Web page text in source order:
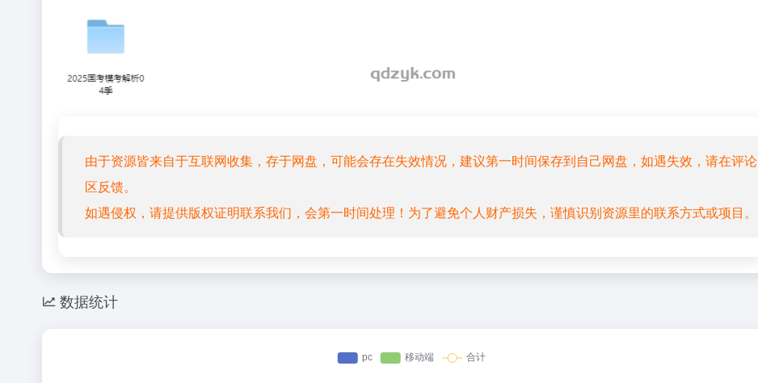
由于资源皆来自于互联网收集，存于网盘，可能会存在失效情况，建议第一时间保存到自己网盘，如遇失效，请在评论
区反馈。
如遇侵权，请提供版权证明联系我们，会第一时间处理！为了避免个人财产损失，谨慎识别资源里的联系方式或项目。
数据统计